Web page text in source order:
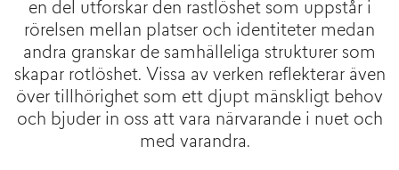
en del utforskar den rastlöshet som uppstår i
rörelsen mellan platser och identiteter medan
andra granskar de samhälleliga strukturer som
skapar rotlöshet. Vissa av verken reflekterar även
över tillhörighet som ett djupt mänskligt behov
och bjuder in oss att vara närvarande i nuet och
med varandra.